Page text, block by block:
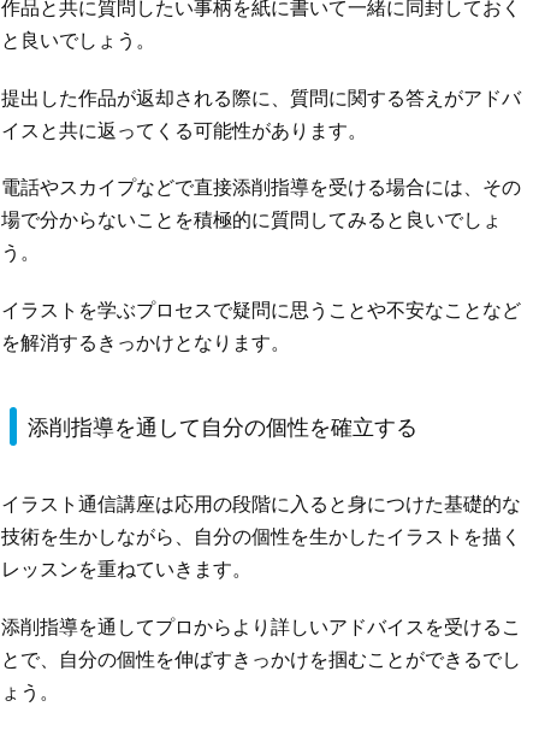
作品と共に質問したい事柄を紙に書いて一緒に同封しておく
と良いでしょう。
提出した作品が返却される際に、質問に関する答えがアドバ
イスと共に返ってくる可能性があります。
電話やスカイプなどで直接添削指導を受ける場合には、その
場で分からないことを積極的に質問してみると良いでしょ
う。
イラストを学ぶプロセスで疑問に思うことや不安なことなど
を解消するきっかけとなります。
添削指導を通して自分の個性を確立する
イラスト通信講座は応用の段階に入ると身につけた基礎的な
技術を生かしながら、自分の個性を生かしたイラストを描く
レッスンを重ねていきます。
添削指導を通してプロからより詳しいアドバイスを受けるこ
とで、自分の個性を伸ばすきっかけを掴むことができるでし
ょう。